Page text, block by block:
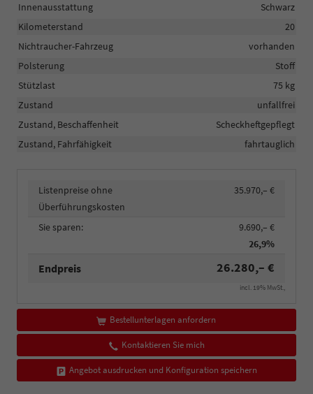
Innenausstattung
Schwarz
Kilometerstand
20
Nichtraucher-Fahrzeug
vorhanden
Polsterung
Stoff
Stützlast
75 kg
Zustand
unfallfrei
Zustand, Beschaffenheit
Scheckheftgepflegt
Zustand, Fahrfähigkeit
fahrtauglich
Listenpreise ohne
Überführungskosten
35.970,– €
Sie sparen:
9.690,– €
26,9%
Endpreis 26.280,– €
incl. 19% MwSt.,
Bestellunterlagen anfordern
Kontaktieren Sie mich
Angebot ausdrucken und Konfiguration speichern